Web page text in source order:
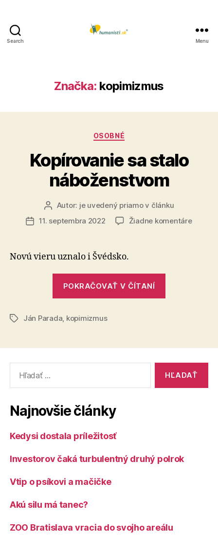
Search Menu
Značka: kopimizmus
Kategórie
OSOBNÉ
Kopírovanie sa stalo
náboženstvom
AutorAutor: je uvedený priamo v článku
Dátum
11. septembra 2022 Žiadne komentárena
Novú vieru uznalo i Švédsko.
POKRAČOVAŤ V ČÍTANÍ
ZnačkyJán Parada, kopimizmus
Najnovšie články
Kedysi dostala príležitosť
Investorov čaká turbulentný druhý polrok
Vtip o psíkovi a mačičke
Akú silu má tanec?
ZOO Bratislava vracia do svojho areálu